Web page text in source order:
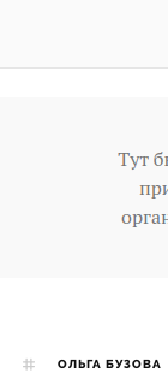
ОЛЬГА БУЗОВА